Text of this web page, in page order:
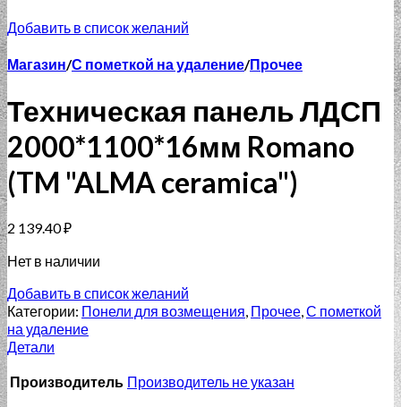
Добавить в список желаний
Магазин/С пометкой на удаление/Прочее
Техническая панель ЛДСП
2000*1100*16мм Romano
(TM "ALMA ceramica")
2 139.40₽
Нет в наличии
Добавить в список желаний
Категории: Понели для возмещения, Прочее,С пометкой
на удаление
Детали
Производитель Производитель не указан